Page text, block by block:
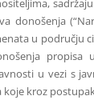
donošenja
u području
propisa
u vezi s
koje kroz